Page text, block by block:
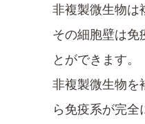
非複製微生物は
その細胞壁は免
とができます。
非複製微生物を
ら免疫系が完